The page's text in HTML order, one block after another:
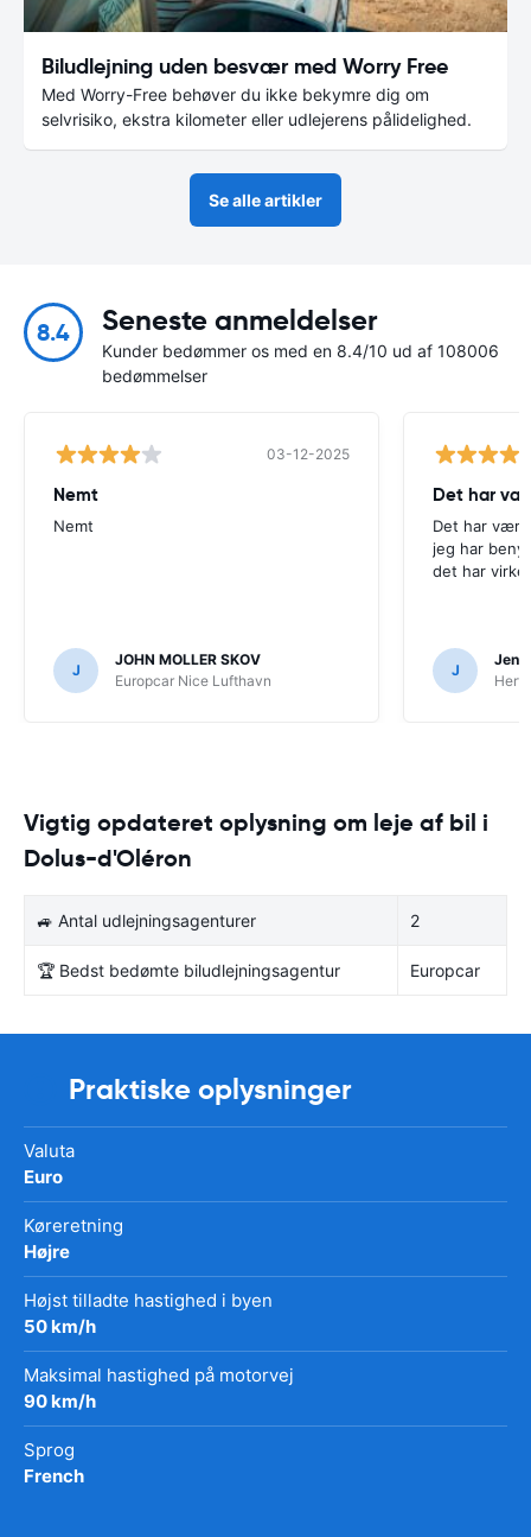
Biludlejning uden besvær med Worry Free
Med Worry-Free behøver du ikke bekymre dig om
selvrisiko, ekstra kilometer eller udlejerens pålidelighed.
Se alle artikler
8.4 Seneste anmeldelser
Kunder bedømmer os med en 8.4/10 ud af 108006
bedømmelser
03-12-2025
Nemt
Nemt
J
JOHN MOLLER SKOV
Europcar Nice Lufthavn
Det har
Det har
jeg har
det har
J
Jens
Vigtig opdateret oplysning om leje af bil i
Dolus-d'Oléron
🚙 Antal udlejningsagenturer 2
🏆 Bedst bedømte biludlejningsagentur Europcar
Praktiske oplysninger
Valuta
Euro
Køreretning
Højre
Højst tilladte hastighed i byen
50 km/h
Maksimal hastighed på motorvej
90 km/h
Sprog
French